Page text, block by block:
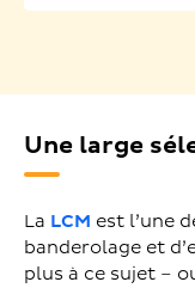
Une large
La LCM est l’une
banderolage et
plus à ce sujet –